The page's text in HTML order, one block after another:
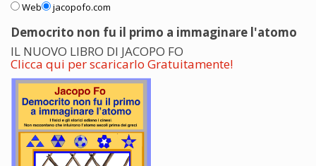
Web jacopofo.com
Democrito non fu il primo a immaginare l'atomo
IL NUOVO LIBRO DI JACOPO FO
Clicca qui per scaricarlo Gratuitamente!